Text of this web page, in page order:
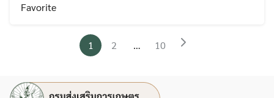
Favorite
1 2 … 10